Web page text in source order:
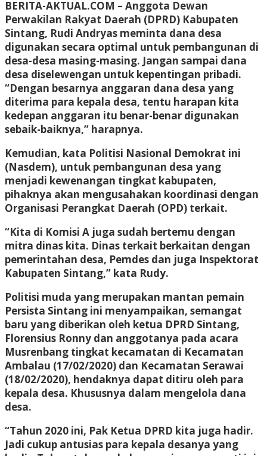
BERITA-AKTUAL.COM – Anggota Dewan
Perwakilan Rakyat Daerah (DPRD) Kabupaten
Sintang, Rudi Andryas meminta dana desa
digunakan secara optimal untuk pembangunan di
desa-desa masing-masing. Jangan sampai dana
desa diselewengan untuk kepentingan pribadi.
“Dengan besarnya anggaran dana desa yang
diterima para kepala desa, tentu harapan kita
kedepan anggaran itu benar-benar digunakan
sebaik-baiknya,” harapnya.
Kemudian, kata Politisi Nasional Demokrat ini
(Nasdem), untuk pembangunan desa yang
menjadi kewenangan tingkat kabupaten,
pihaknya akan mengusahakan koordinasi dengan
Organisasi Perangkat Daerah (OPD) terkait.
“Kita di Komisi A juga sudah bertemu dengan
mitra dinas kita. Dinas terkait berkaitan dengan
pemerintahan desa, Pemdes dan juga Inspektorat
Kabupaten Sintang,” kata Rudy.
Politisi muda yang merupakan mantan pemain
Persista Sintang ini menyampaikan, semangat
baru yang diberikan oleh ketua DPRD Sintang,
Florensius Ronny dan anggotanya pada acara
Musrenbang tingkat kecamatan di Kecamatan
Ambalau (17/02/2020) dan Kecamatan Serawai
(18/02/2020), hendaknya dapat ditiru oleh para
kepala desa. Khususnya dalam mengelola dana
desa.
“Tahun 2020 ini, Pak Ketua DPRD kita juga hadir.
Jadi cukup antusias para kepala desanya yang